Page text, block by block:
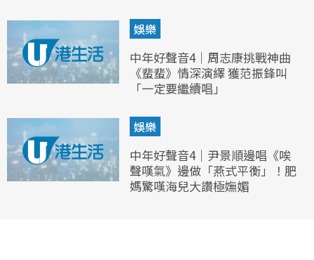
娛樂
中年好聲音4｜周志康挑戰神曲
《蜚蜚》情深演繹 獲范振鋒叫
「一定要繼續唱」
娛樂
中年好聲音4｜尹景順邊唱《唉
聲嘆氣》邊做「燕式平衡」！肥
媽驚嘆海兒大讚極嫵媚